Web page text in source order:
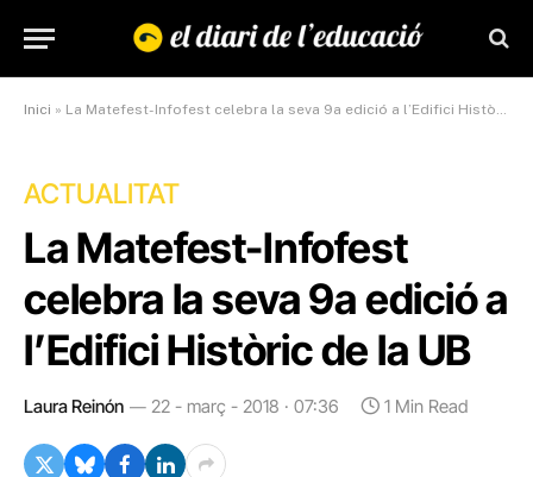
Inici » La Matefest-Infofest celebra la seva 9a edició a l’Edifici Històric de la UB
ACTUALITAT
La Matefest-Infofest
celebra la seva 9a edició a
l’Edifici Històric de la UB
Laura Reinón 22 - març - 2018 · 07:36 1 Min Read